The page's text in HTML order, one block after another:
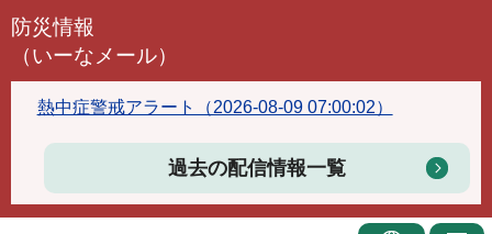
こ
頭
防災情報
（いーなメール）
熱中症警戒アラート（2026-08-09 07:00:02）
過去の配信情報一覧